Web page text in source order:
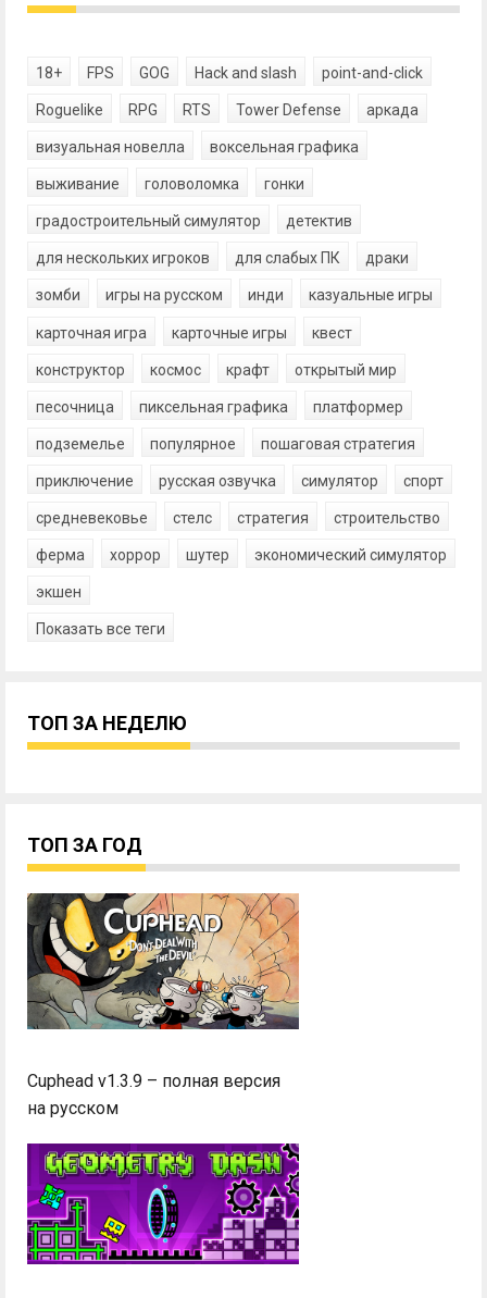
18+ FPS GOG Hack and slash point-and-click
Roguelike RPG RTS Tower Defense аркада
визуальная новелла воксельная графика
выживание головоломка гонки
градостроительный симулятор детектив
для нескольких игроков для слабых ПК драки
зомби игры на русском инди казуальные игры
карточная игра карточные игры квест
конструктор космос крафт открытый мир
песочница пиксельная графика платформер
подземелье популярное пошаговая стратегия
приключение русская озвучка симулятор спорт
средневековье стелс стратегия строительство
ферма хоррор шутер экономический симулятор
экшен
Показать все теги
ТОП ЗА НЕДЕЛЮ
ТОП ЗА ГОД
Cuphead v1.3.9 – полная версия
на русском